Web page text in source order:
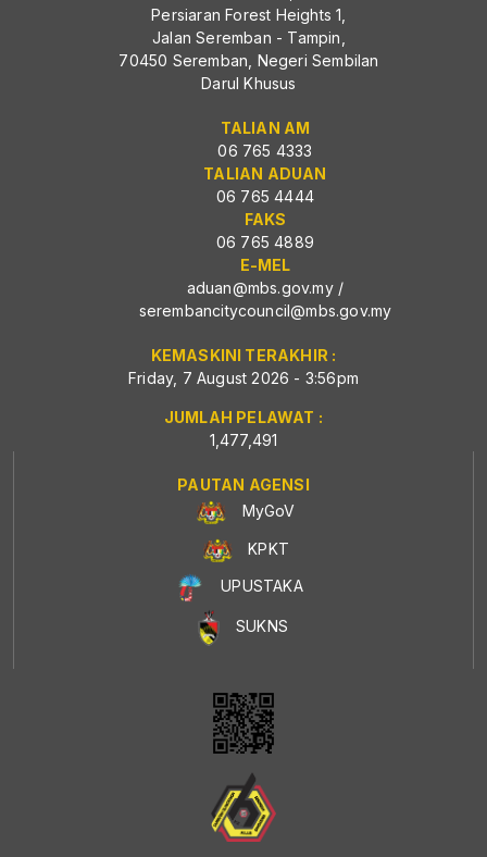
Persiaran Forest Heights 1,
Jalan Seremban - Tampin,
70450 Seremban, Negeri Sembilan
Darul Khusus
TALIAN AM
06 765 4333
TALIAN ADUAN
06 765 4444
FAKS
06 765 4889
E-MEL
aduan@mbs.gov.my/
serembancitycouncil@mbs.gov.my
KEMASKINI TERAKHIR :
Friday, 7 August 2026 - 3:56pm
JUMLAH PELAWAT :
1,477,491
PAUTAN AGENSI
MyGoV
KPKT
UPUSTAKA
SUKNS